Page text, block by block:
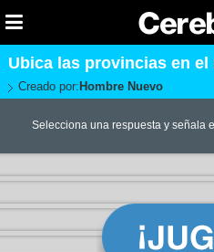
Ubica las provincias en el
Creado por: Hombre Nuevo
Selecciona una respuesta y señala